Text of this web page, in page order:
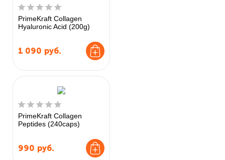
PrimeKraft Collagen
Hyaluronic Acid (200g)
1 090 руб.
PrimeKraft Collagen
Peptides (240caps)
990 руб.